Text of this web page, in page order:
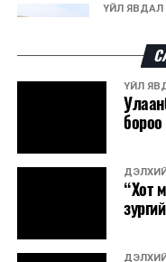
ҮЙЛ ЯВДАЛ
талаас
ҮЙЛ ЯВДАЛ
Засгийн
ХЭН ЮУ
2027
ҮЙЛ
“Хот